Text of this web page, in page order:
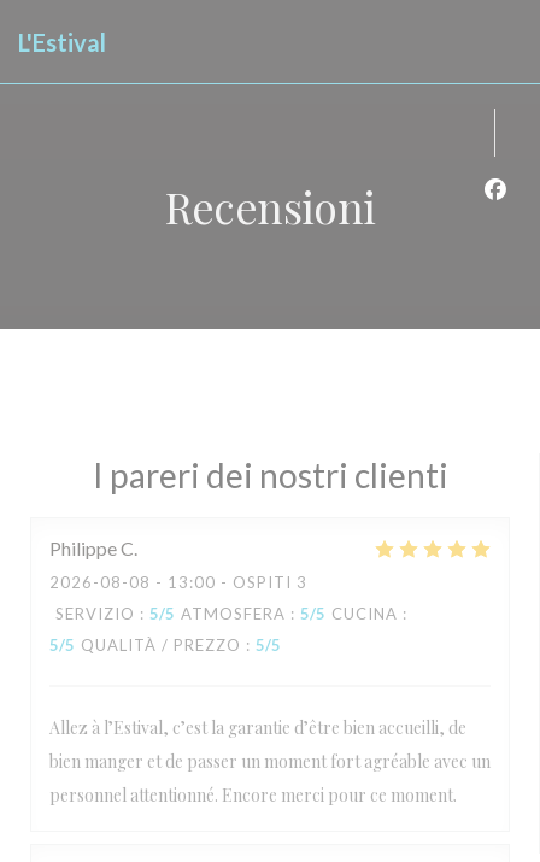
L'Estival
Recensioni
I pareri dei nostri clienti
PhilippeC
2026-08-08 - 13:00 - OSPITI 3
SERVIZIO : 5/5 ATMOSFERA : 5/5 CUCINA :
5/5 QUALITÀ / PREZZO : 5/5
Allez à l’Estival, c’est la garantie d’être bien accueilli, de
bien manger et de passer un moment fort agréable avec un
personnel attentionné. Encore merci pour ce moment.